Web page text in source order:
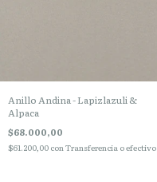
Anillo Andina - Lapizlazuli &
Alpaca
$68.000,00
$61.200,00 con Transferencia o efectivo